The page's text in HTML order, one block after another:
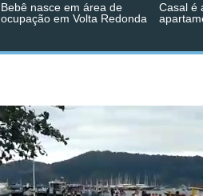
Bebê nasce em área de
ocupação em Volta Redonda
Casal é